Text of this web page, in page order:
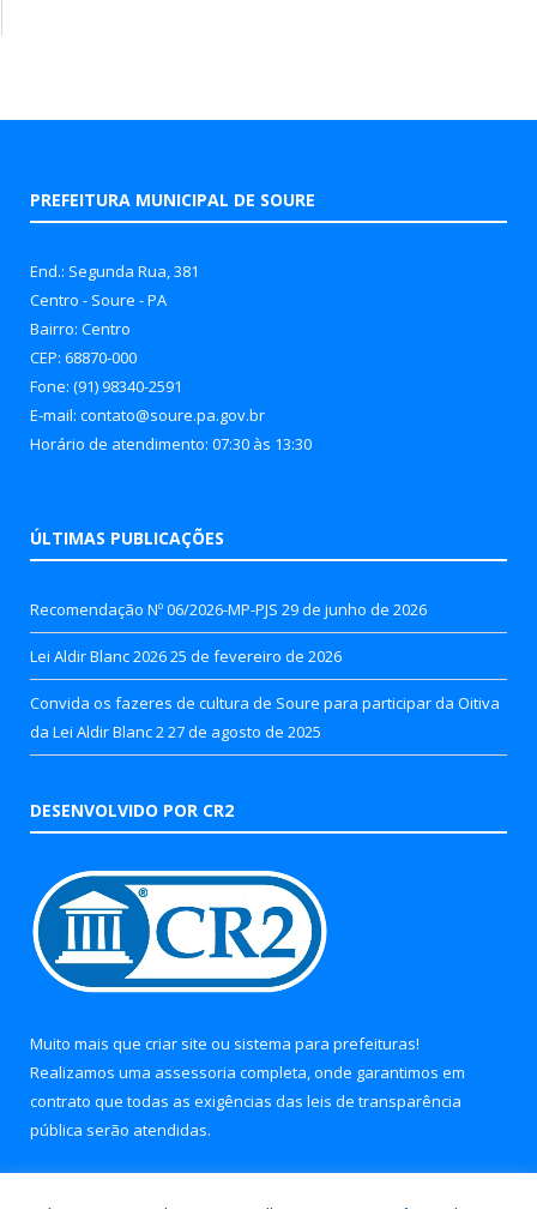
PREFEITURA MUNICIPAL DE SOURE
End.: Segunda Rua, 381
Centro - Soure - PA
Bairro: Centro
CEP: 68870-000
Fone: (91) 98340-2591
E-mail: contato@soure.pa.gov.br
Horário de atendimento: 07:30 às 13:30
ÚLTIMAS PUBLICAÇÕES
Recomendação Nº 06/2026-MP-PJS 29 de junho de 2026
Lei Aldir Blanc 202625 de fevereiro de 2026
Convida os fazeres de cultura de Soure para participar da Oitiva
da Lei Aldir Blanc 2 27 de agosto de 2025
DESENVOLVIDO POR CR2
Muito mais que criar site ou sistema para prefeituras!
Realizamos uma assessoria completa, onde garantimos em
contrato que todas as exigências das leis de transparência
pública serão atendidas.